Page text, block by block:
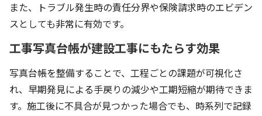
また、トラブル発生時の責任分界や保険請求時のエビデン
スとしても非常に有効です。
工事写真台帳が建設工事にもたらす効果
写真台帳を整備することで、工程ごとの課題が可視化さ
れ、早期発見による手戻りの減少や工期短縮が期待できま
す。施工後に不具合が見つかった場合でも、時系列で記録